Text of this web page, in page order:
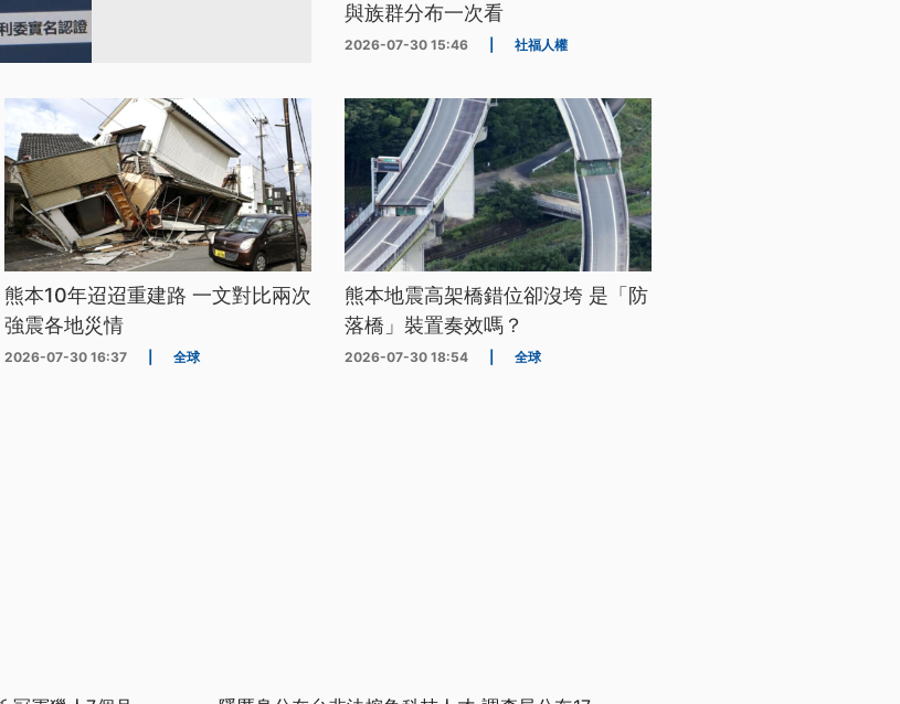
與族群分布一次看
2026-07-30 15:46 社福人權
熊本10年迢迢重建路 一文對比兩次
強震各地災情
2026-07-30 16:37 全球
熊本地震高架橋錯位卻沒垮 是「防
落橋」裝置奏效嗎？
2026-07-30 18:54 全球